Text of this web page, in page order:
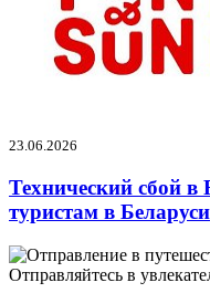
23.06.2026
Технический сбой
туристам в Беларуси
Отправляйтесь в